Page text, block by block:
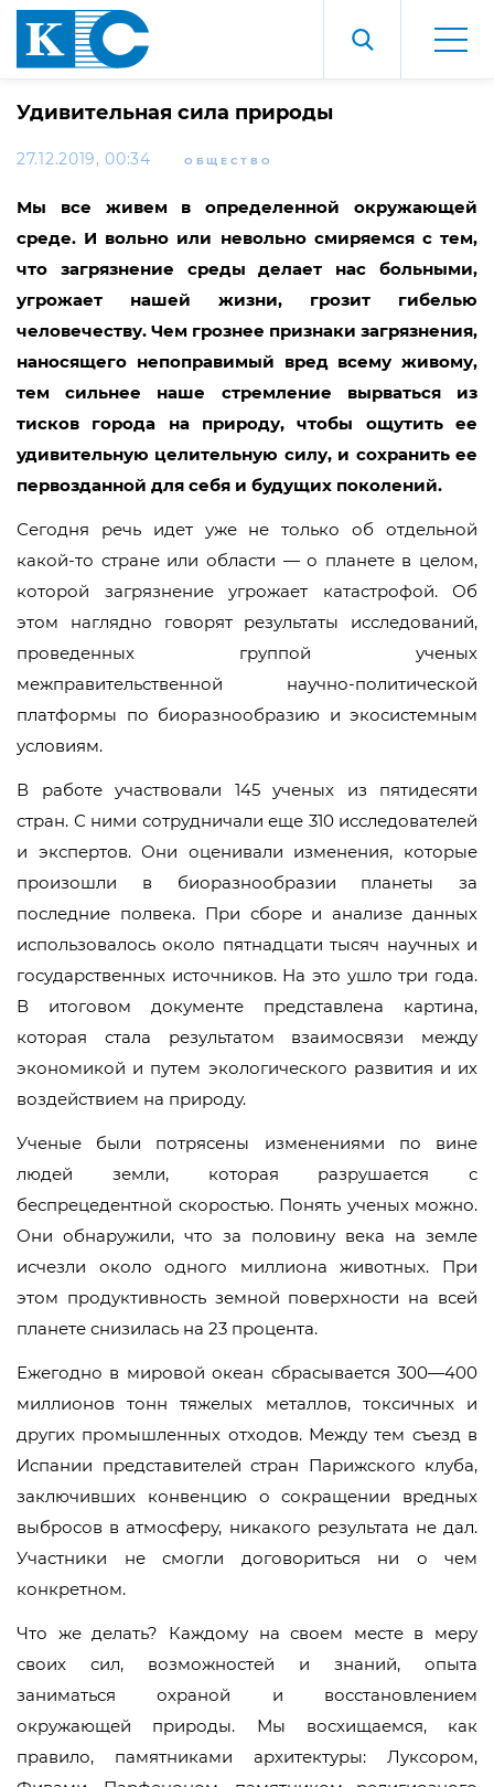
Удивительная сила природы
27.12.2019, 00:34 ОБЩЕСТВО
Мы все живем в определенной окружающей
среде. И вольно или невольно смиряемся с тем,
что загрязнение среды делает нас больными,
угрожает нашей жизни, грозит гибелью
человечеству. Чем грознее признаки загрязнения,
наносящего непоправимый вред всему живому,
тем сильнее наше стремление вырваться из
тисков города на природу, чтобы ощутить ее
удивительную целительную силу, и сохранить ее
первозданной для себя и будущих поколений.
Сегодня речь идет уже не только об отдельной
какой-то стране или области — о планете в целом,
которой загрязнение угрожает катастрофой. Об
этом наглядно говорят результаты исследований,
проведенных группой ученых
межправительственной научно-политической
платформы по биоразнообразию и экосистемным
условиям.
В работе участвовали 145 ученых из пятидесяти
стран. С ними сотрудничали еще 310 исследователей
и экспертов. Они оценивали изменения, которые
произошли в биоразнообразии планеты за
последние полвека. При сборе и анализе данных
использовалось около пятнадцати тысяч научных и
государственных источников. На это ушло три года.
В итоговом документе представлена картина,
которая стала результатом взаимосвязи между
экономикой и путем экологического развития и их
воздействием на природу.
Ученые были потрясены изменениями по вине
людей земли, которая разрушается с
беспрецедентной скоростью. Понять ученых можно.
Они обнаружили, что за половину века на земле
исчезли около одного миллиона животных. При
этом продуктивность земной поверхности на всей
планете снизилась на 23 процента.
Ежегодно в мировой океан сбрасывается 300—400
миллионов тонн тяжелых металлов, токсичных и
других промышленных отходов. Между тем съезд в
Испании представителей стран Парижского клуба,
заключивших конвенцию о сокращении вредных
выбросов в атмосферу, никакого результата не дал.
Участники не смогли договориться ни о чем
конкретном.
Что же делать? Каждому на своем месте в меру
своих сил, возможностей и знаний, опыта
заниматься охраной и восстановлением
окружающей природы. Мы восхищаемся, как
правило, памятниками архитектуры: Луксором,